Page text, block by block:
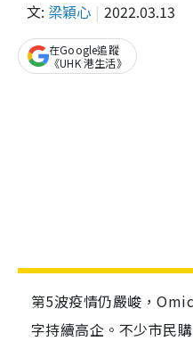
文: 梁穎心 2022.03.13
在Google追蹤
《UHK 港生活》
第5波疫情仍嚴峻，
字持續高企。不少市民